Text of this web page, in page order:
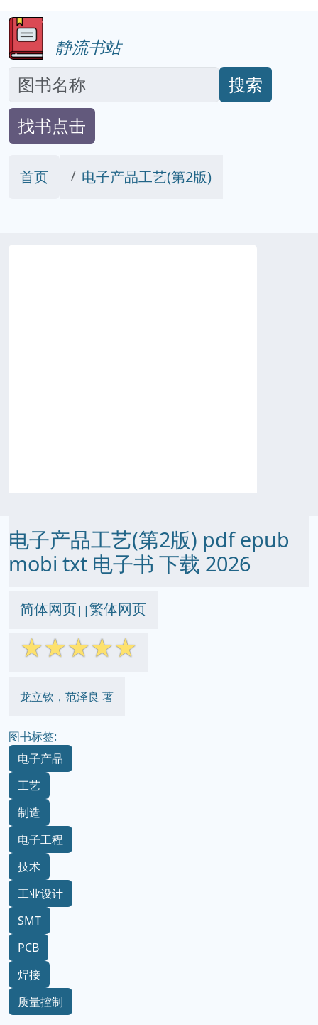
静流书站
搜索
找书点击
首页 电子产品工艺(第2版)
电子产品工艺(第2版) pdf epub
mobi txt 电子书 下载 2026
简体网页||繁体网页
☆☆☆☆☆
龙立钦，范泽良 著
图书标签:
电子产品
工艺
制造
电子工程
技术
工业设计
SMT
PCB
焊接
质量控制